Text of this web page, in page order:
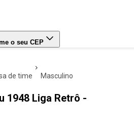
o seu CEP
de time masculino
1948 Liga Retrô -